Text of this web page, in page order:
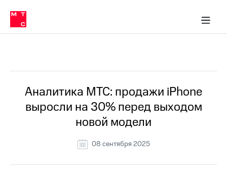
Медиа-центр
и акционерам
Устойчивое развитие
Комплаенс и деловая этика
компании
Карьера
История
компании
Руководство
информация
в МТС
Пресс-
релизы
о технологиях
Аналитика МТС: продажи iPhone
выросли на 30% перед выходом
новой модели
08 сентября 2025